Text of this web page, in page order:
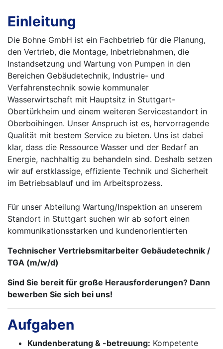
Einleitung
Die Bohne GmbH ist ein Fachbetrieb für die Planung,
den Vertrieb, die Montage, Inbetriebnahmen, die
Instandsetzung und Wartung von Pumpen in den
Bereichen Gebäudetechnik, Industrie- und
Verfahrenstechnik sowie kommunaler
Wasserwirtschaft mit Hauptsitz in Stuttgart-
Obertürkheim und einem weiteren Servicestandort in
Oberboihingen. Unser Anspruch ist es, hervorragende
Qualität mit bestem Service zu bieten. Uns ist dabei
klar, dass die Ressource Wasser und der Bedarf an
Energie, nachhaltig zu behandeln sind. Deshalb setzen
wir auf erstklassige, effiziente Technik und Sicherheit
im Betriebsablauf und im Arbeitsprozess.
Für unser Abteilung Wartung/Inspektion an unserem
Standort in Stuttgart suchen wir ab sofort einen
kommunikationsstarken und kundenorientierten
Technischer Vertriebsmitarbeiter Gebäudetechnik /
TGA (m/w/d)
Sind Sie bereit für große Herausforderungen? Dann
bewerben Sie sich bei uns!
Aufgaben
Kundenberatung & -betreuung: Kompetente